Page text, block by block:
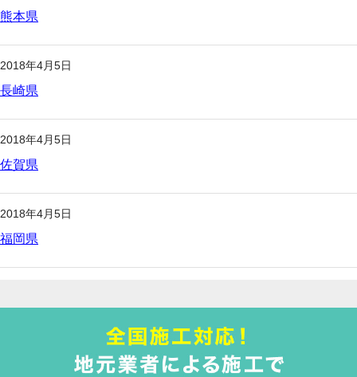
熊本県
2018年4月5日
長崎県
2018年4月5日
佐賀県
2018年4月5日
福岡県